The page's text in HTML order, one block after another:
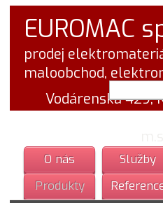
EUROMAC
prodej
maloobchod,
Vodárenská 429,
O nás Služby
Produkty